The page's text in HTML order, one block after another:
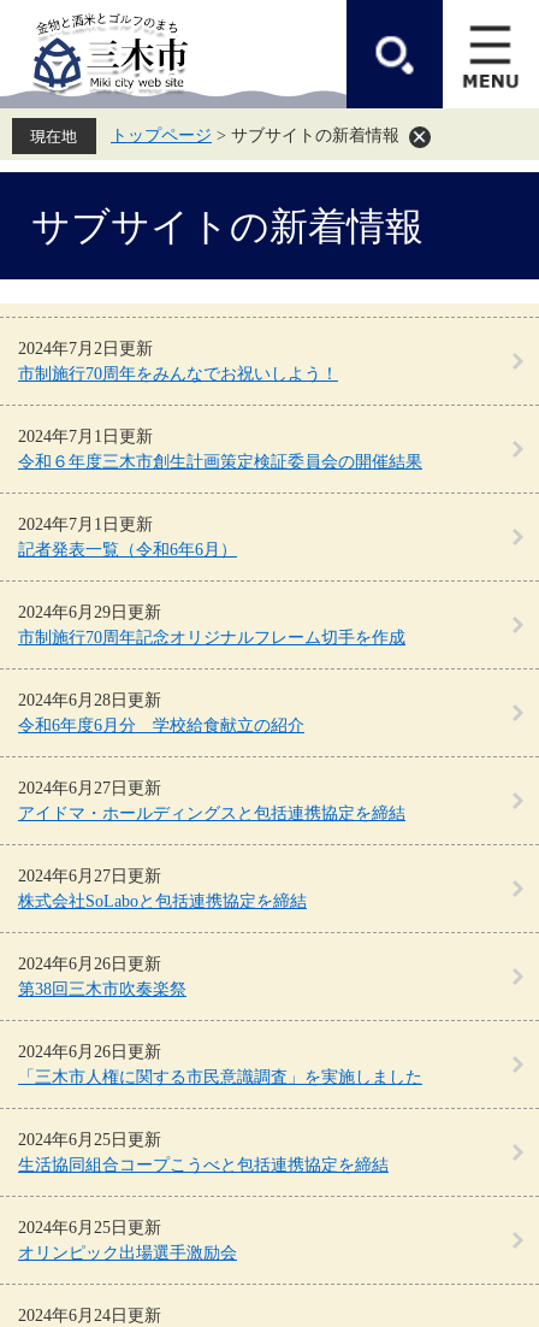
先
頭
す。
を
飛
し
トップページ > サブサイトの新着情報
サブサイトの新着情報
2024年7月2日更新
市制施行70周年をみんなでお祝いしよう！
2024年7月1日更新
令和６年度三木市創生計画策定検証委員会の開催結果
2024年7月1日更新
記者発表一覧（令和6年6月）
2024年6月29日更新
市制施行70周年記念オリジナルフレーム切手を作成
2024年6月28日更新
令和6年度6月分 学校給食献立の紹介
2024年6月27日更新
アイドマ・ホールディングスと包括連携協定を締結
2024年6月27日更新
株式会社SoLaboと包括連携協定を締結
2024年6月26日更新
第38回三木市吹奏楽祭
2024年6月26日更新
「三木市人権に関する市民意識調査」を実施しました
2024年6月25日更新
生活協同組合コープこうべと包括連携協定を締結
2024年6月25日更新
オリンピック出場選手激励会
2024年6月24日更新